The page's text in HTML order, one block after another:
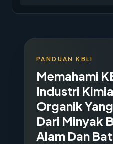
PANDUAN KBLI
Memahami
Industri
Organik
Dari Minyak
Alam Dan